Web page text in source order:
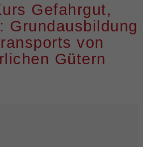
Gefahrgut,
Grundausbildung
von
Gütern